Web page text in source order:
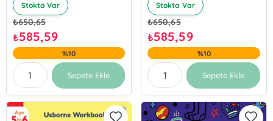
Stokta Var
₺650,65
₺585,59
%10
Sepete Ekle
Stokta Var
₺650,65
₺585,59
%10
Sepete Ekle